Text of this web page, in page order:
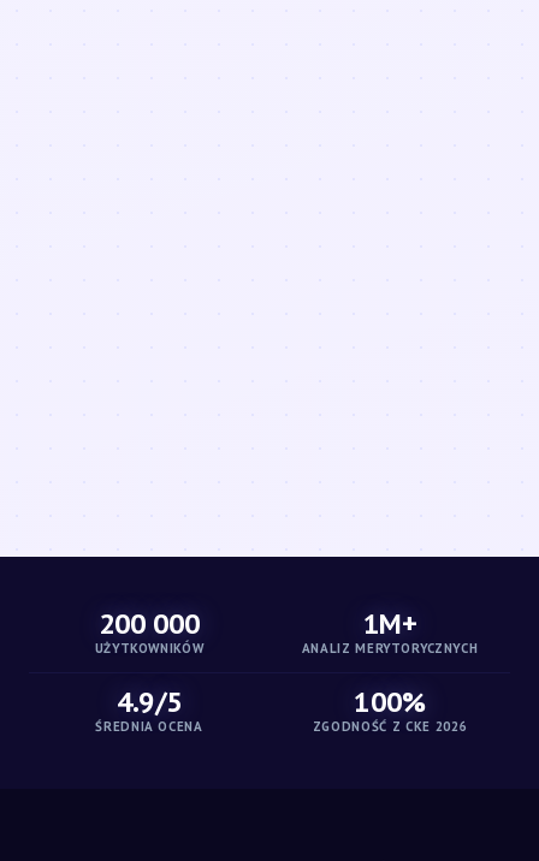
200 000
UŻYTKOWNIKÓW
1M+
ANALIZ MERYTORYCZNYCH
4.9/5
ŚREDNIA OCENA
100%
ZGODNOŚĆ Z CKE 2026